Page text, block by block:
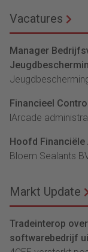
Vacatures
Manager
Financieel
lArcade
Hoofd
Bloem Sealants
Markt Update
Tradeinterop
softwarebedrijf